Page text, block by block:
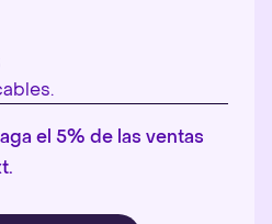
el 5% de las ventas